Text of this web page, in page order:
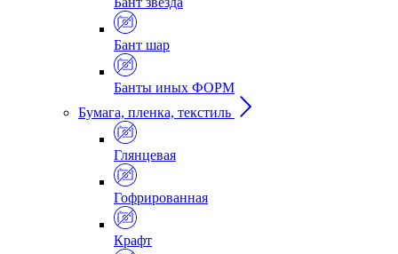
Бант шар
Банты иных ФОРМ
Бумага, пленка, текстиль
Глянцевая
Гофрированная
Крафт